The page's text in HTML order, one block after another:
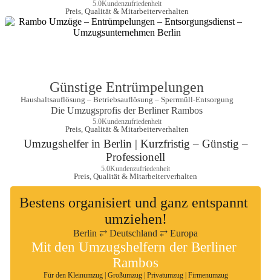
5.0Kundenzufriedenheit
Preis, Qualität & Mitarbeiterverhalten
Günstige Entrümpelungen
Haushaltsauflösung – Betriebsauflösung – Sperrmüll-Entsorgung
Die Umzugsprofis der Berliner Rambos
5.0Kundenzufriedenheit
Preis, Qualität & Mitarbeiterverhalten
Professionell
5.0Kundenzufriedenheit
Preis, Qualität & Mitarbeiterverhalten
Bestens organisiert und ganz entspannt
umziehen!
Berlin ⥂ Deutschland ⥂ Europa
Mit den Umzugshelfern der Berliner
Rambos
Für den Kleinumzug | Großumzug | Privatumzug | Firmenumzug